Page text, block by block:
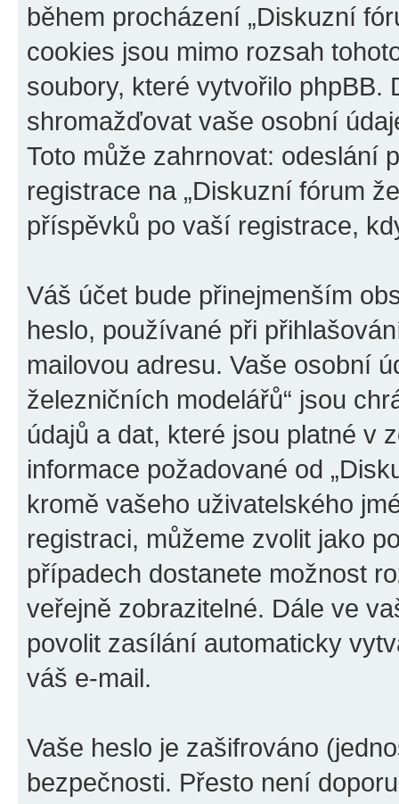
během procházení „Diskuzní
cookies jsou mimo rozsah
soubory, které vytvořilo phpBB.
shromažďovat vaše osobní
Toto může zahrnovat: odeslání
registrace na „Diskuzní fórum
příspěvků po vaší registrace,
Váš účet bude přinejmenším
heslo, používané při
mailovou adresu. Vaše osobní
železničních modelářů“ jsou
údajů a dat, které jsou platné v
informace požadované od
kromě vašeho uživatelského
registraci, můžeme zvolit jako
případech dostanete možnost
veřejně zobrazitelné. Dále ve
povolit zasílání automaticky
váš e-mail.
Vaše heslo je zašifrováno
bezpečnosti. Přesto není